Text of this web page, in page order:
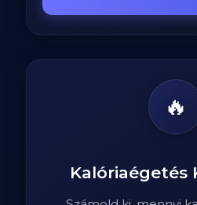
🔥
Kalóriaégetés